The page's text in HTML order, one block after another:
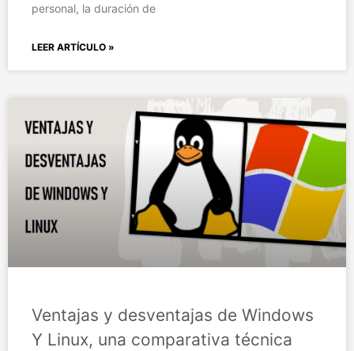
personal, la duración de
LEER ARTÍCULO »
Ventajas y desventajas de Windows
Y Linux, una comparativa técnica